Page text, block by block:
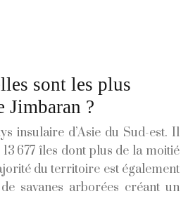
sont les plus
Jimbaran ?
insulaire d’Asie du Sud-est. Il
677 îles dont plus de la moitié
du territoire est également
savanes arborées créant un